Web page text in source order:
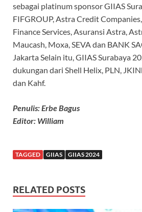
sebagai platinum sponsor GIIAS
FIFGROUP, Astra Credit
Finance Services, Asuransi Astra,
Maucash, Moxa, SEVA dan BANK
Jakarta Selain itu, GIIAS Surabaya
dukungan dari Shell Helix, PLN,
dan Kahf.
Penulis: Erbe Bagus
Editor: William
TAGGED GIIAS GIIAS 2024
RELATED POSTS